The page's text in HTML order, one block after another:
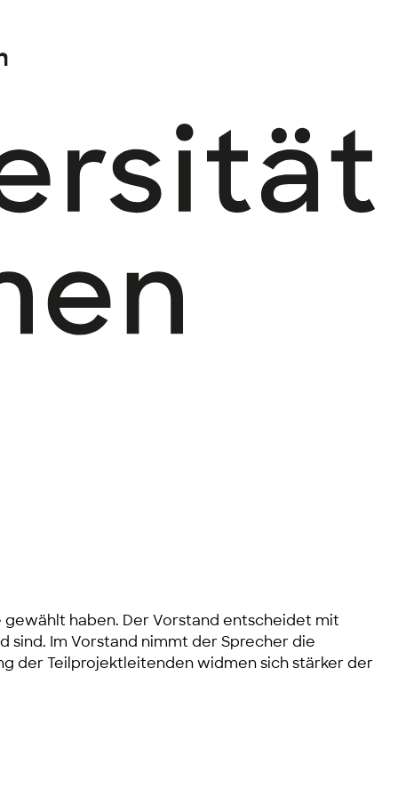
gewählt haben. Der Vorstand entscheidet mit
Im Vorstand nimmt der Sprecher die
der Teilprojektleitenden widmen sich stärker der